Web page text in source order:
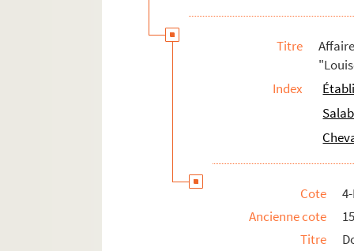
Titre
Index
Cote
Ancienne cote
Titre